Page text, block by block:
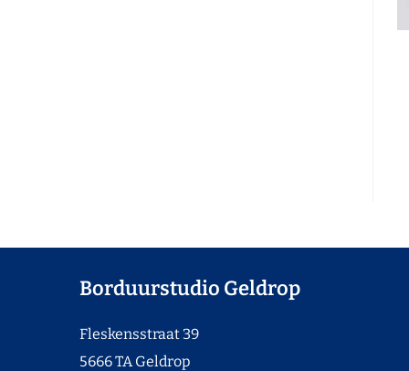
Borduurstudio Geldrop
Fleskensstraat 39
5666 TA Geldrop